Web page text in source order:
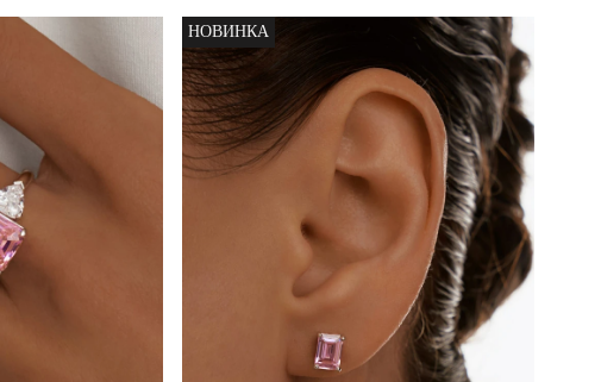
НОВИНКА